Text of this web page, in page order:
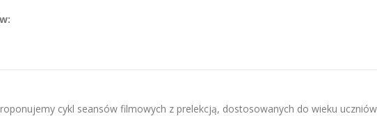
cykl seansów filmowych z prelekcją, dostosowanych do wieku